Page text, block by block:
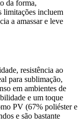
da forma,
limitações incluem
a amassar e leve
resistência ao
para sublimação,
em ambientes de
e um toque
PV (67% poliéster e
e são bastante